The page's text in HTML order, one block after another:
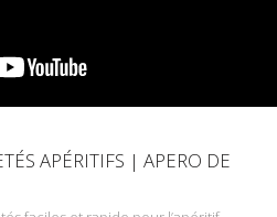
APÉRITIFS | APERO DE